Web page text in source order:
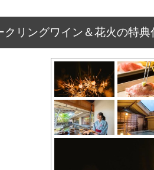
リングワイン＆花火の特